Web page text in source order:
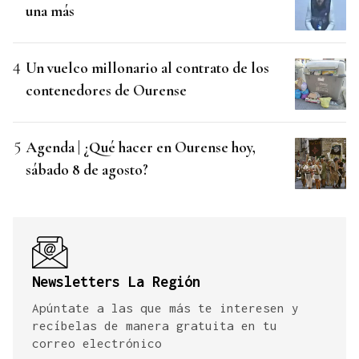
una más
Un vuelco millonario al contrato de los
contenedores de Ourense
Agenda | ¿Qué hacer en Ourense hoy,
sábado 8 de agosto?
Newsletters La Región
Apúntate a las que más te interesen y
recíbelas de manera gratuita en tu
correo electrónico